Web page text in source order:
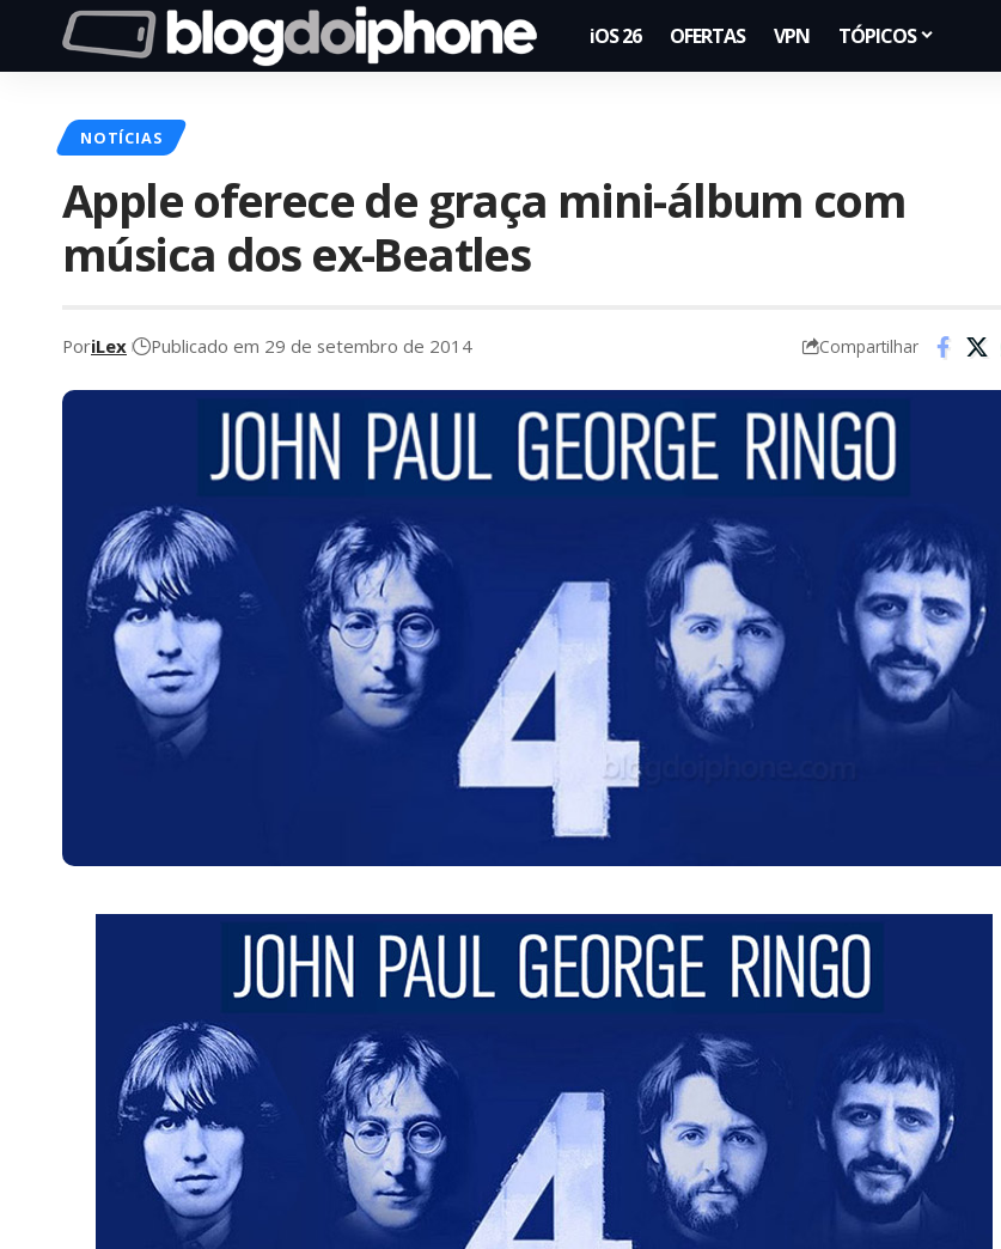
iOS 26 OFERTAS VPN TÓPICOS
NOTÍCIAS
Apple oferece de graça mini-álbum com
música dos ex-Beatles
PoriLex Publicado em 29 de setembro de 2014 Compartilhar